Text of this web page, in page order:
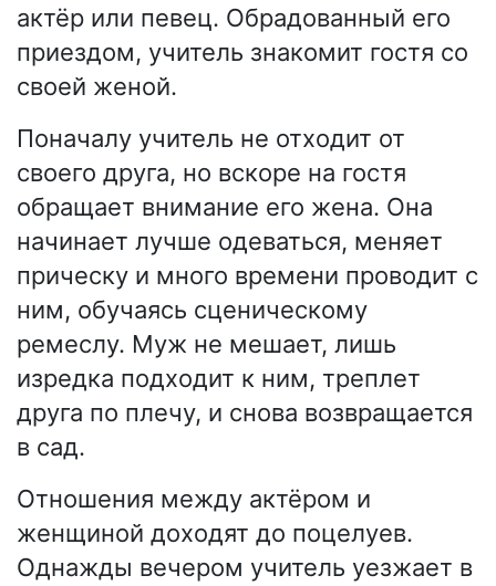
актёр или певец. Обрадованный его
приездом, учитель знакомит гостя со
своей женой.
Поначалу учитель не отходит от
своего друга, но вскоре на гостя
обращает внимание его жена. Она
начинает лучше одеваться, меняет
прическу и много времени проводит с
ним, обучаясь сценическому
ремеслу. Муж не мешает, лишь
изредка подходит к ним, треплет
друга по плечу, и снова возвращается
в сад.
Отношения между актёром и
женщиной доходят до поцелуев.
Однажды вечером учитель уезжает в